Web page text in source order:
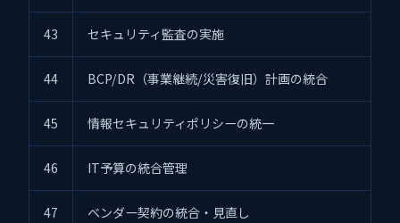
43 セキュリティ監査の実施
44 BCP/DR（事業継続/災害復旧）計画の統合
45 情報セキュリティポリシーの統一
46 IT予算の統合管理
47 ベンダー契約の統合・見直し